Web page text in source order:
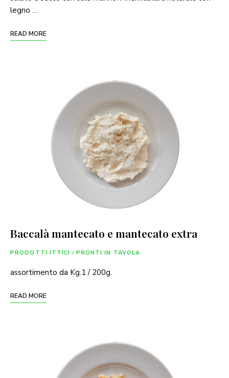
legno …
READ MORE
Baccalà mantecato e mantecato extra
PRODOTTI ITTICI / PRONTI IN TAVOLA
assortimento da Kg.1 / 200g.
READ MORE